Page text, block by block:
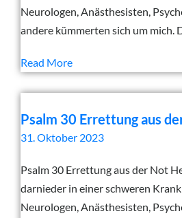
Neurologen, Anästhesisten,
andere kümmerten sich um mich.
Read More
Psalm 30 Errettung aus
31. Oktober 2023
Psalm 30 Errettung aus der Not
darnieder in einer schweren
Neurologen, Anästhesisten,